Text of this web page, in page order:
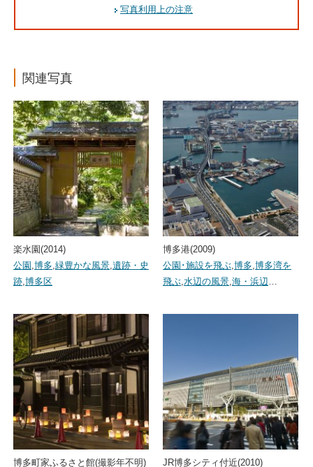
写真利用上の注意
関連写真
楽水園(2014)
公園 ,博多,緑豊かな風景,遺跡・史
跡,博多区
博多港(2009)
公園･施設を飛ぶ,博多,博多湾を
飛ぶ,水辺の風景,海・浜辺…
博多町家ふるさと館(撮影年不明) JR博多シティ付近(2010)